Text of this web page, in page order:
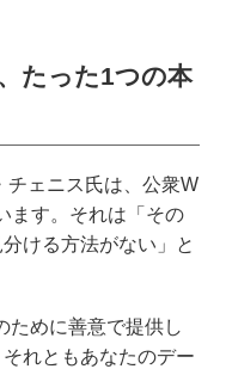
たった1つの本
チェニス氏は、公衆W
ます。それは「その
ける方法がない」と
ために善意で提供し
れともあなたのデー